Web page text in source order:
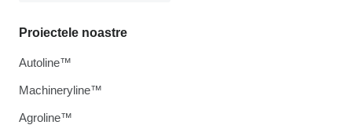
Proiectele noastre
Autoline™
Machineryline™
Agroline™